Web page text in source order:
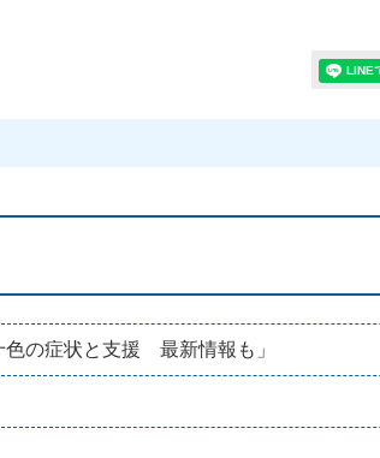
の症状と支援 最新情報も」